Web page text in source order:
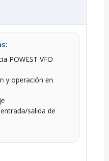
POWEST VFD
y operación en
salida de